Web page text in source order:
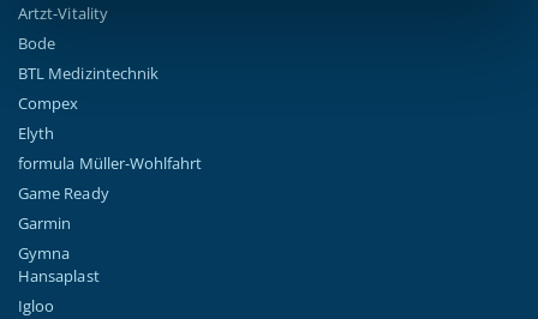
Artzt-Vitality
Bode
BTL Medizintechnik
Compex
Elyth
formula Müller-Wohlfahrt
Game Ready
Garmin
Gymna
Hansaplast
Igloo